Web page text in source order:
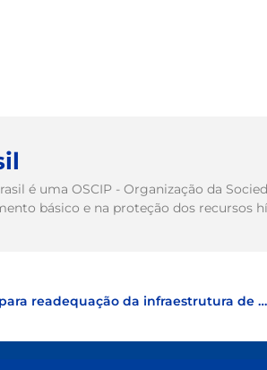
é uma OSCIP - Organização da
básico e na proteção dos recursos
75% do investimento necessário para readequação da infraestrutura de saneamento está em moradias de baixa renda